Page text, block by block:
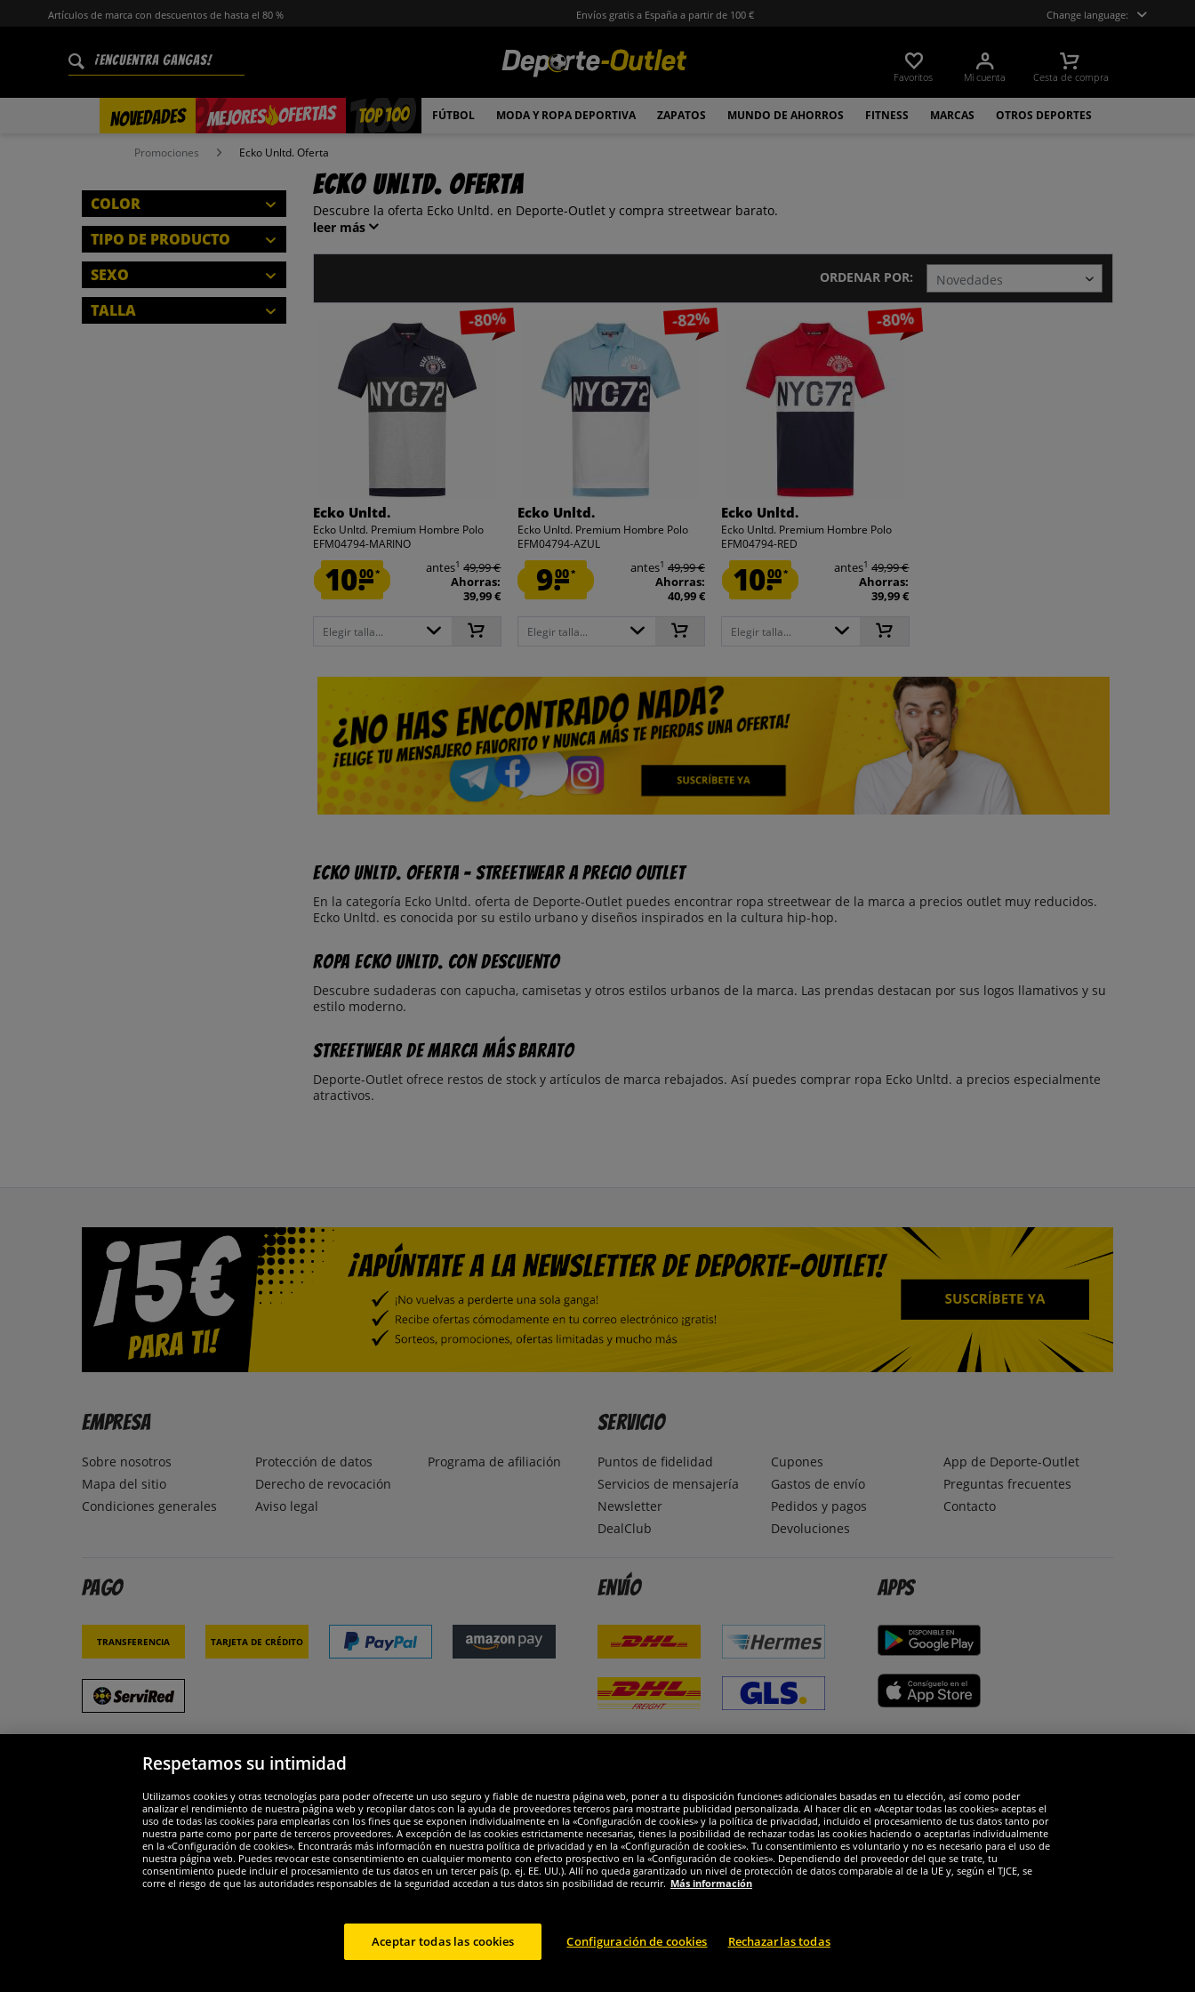
Artículos de marca con descuentos de hasta el 80 % Envíos gratis a España a partir de 100 € Change language:
Favoritos Mi cuenta Cesta de compra
NOVEDADES MEJORES OFERTAS
% TOP 100 FÚTBOL MODA Y ROPA DEPORTIVA ZAPATOS MUNDO DE AHORROS FITNESS MARCAS OTROS DEPORTES
Promociones Ecko Unltd. Oferta
COLOR
CERRAR
TIPO DE PRODUCTO
POLOS
SEXO
HOMBRES
TALLA
Ecko Unltd. Oferta
Descubre la oferta Ecko Unltd. en Deporte-Outlet y compra streetwear barato.
leer más
ORDENAR POR:
-80%
Ecko Unltd.
Ecko Unltd. Premium Hombre Polo
EFM04794-MARINO
10.00* antes1 49,99 €
Ahorras:
39,99 €
Elegir talla...
-82%
Ecko Unltd.
Ecko Unltd. Premium Hombre Polo
EFM04794-AZUL
9.00* antes1 49,99 €
Ahorras:
40,99 €
Elegir talla...
-80%
Ecko Unltd.
Ecko Unltd. Premium Hombre Polo
EFM04794-RED
10.00* antes1 49,99 €
Ahorras:
39,99 €
Elegir talla...
Ecko Unltd. oferta – streetwear a precio outlet
En la categoría Ecko Unltd. oferta de Deporte-Outlet puedes encontrar ropa streetwear de la marca a precios outlet muy reducidos.
Ecko Unltd. es conocida por su estilo urbano y diseños inspirados en la cultura hip-hop.
Ropa Ecko Unltd. con descuento
Descubre sudaderas con capucha, camisetas y otros estilos urbanos de la marca. Las prendas destacan por sus logos llamativos y su
estilo moderno.
Streetwear de marca más barato
Deporte-Outlet ofrece restos de stock y artículos de marca rebajados. Así puedes comprar ropa Ecko Unltd. a precios especialmente
atractivos.
Empresa
Sobre nosotros
Mapa del sitio
Condiciones generales
Protección de datos
Derecho de revocación
Aviso legal
Programa de afiliación
Servicio
Puntos de fidelidad
Servicios de mensajería
Newsletter
DealClub
Cupones
Gastos de envío
Pedidos y pagos
Devoluciones
App de Deporte-Outlet
Preguntas frecuentes
Contacto
Pago
Transferencia Tarjeta de crédito
Envío Apps
Widerruf
Respetamos su intimidad
Utilizamos cookies y otras tecnologías para poder ofrecerte un uso seguro y fiable de nuestra página web, poner a tu disposición funciones adicionales basadas en tu elección, así como poder
analizar el rendimiento de nuestra página web y recopilar datos con la ayuda de proveedores terceros para mostrarte publicidad personalizada. Al hacer clic en «Aceptar todas las cookies» aceptas el
uso de todas las cookies para emplearlas con los fines que se exponen individualmente en la «Configuración de cookies» y la política de privacidad, incluido el procesamiento de tus datos tanto por
nuestra parte como por parte de terceros proveedores. A excepción de las cookies estrictamente necesarias, tienes la posibilidad de rechazar todas las cookies haciendo o aceptarlas individualmente
en la «Configuración de cookies». Encontrarás más información en nuestra política de privacidad y en la «Configuración de cookies». Tu consentimiento es voluntario y no es necesario para el uso de
nuestra página web. Puedes revocar este consentimiento en cualquier momento con efecto prospectivo en la «Configuración de cookies». Dependiendo del proveedor del que se trate, tu
consentimiento puede incluir el procesamiento de tus datos en un tercer país (p. ej. EE. UU.). Allí no queda garantizado un nivel de protección de datos comparable al de la UE y, según el TJCE, se
corre el riesgo de que las autoridades responsables de la seguridad accedan a tus datos sin posibilidad de recurrir. Más información
Configuración de cookies Rechazarlas todas
Aceptar todas las cookies